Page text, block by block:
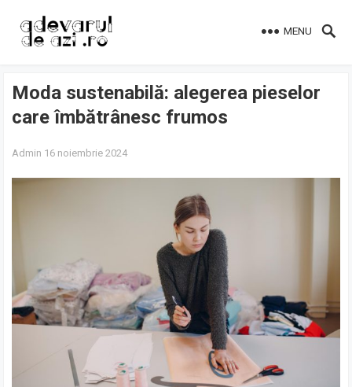
MENU
Moda sustenabilă: alegerea pieselor
care îmbătrânesc frumos
Admin 16 noiembrie 2024